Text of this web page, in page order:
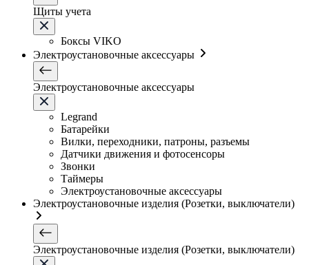
Щиты учета
Боксы VIKO
Электроустановочные аксессуары
Электроустановочные аксессуары
Legrand
Батарейки
Вилки, переходники, патроны, разъемы
Датчики движения и фотосенсоры
Звонки
Таймеры
Электроустановочные аксессуары
Электроустановочные изделия (Розетки, выключатели)
Электроустановочные изделия (Розетки, выключатели)